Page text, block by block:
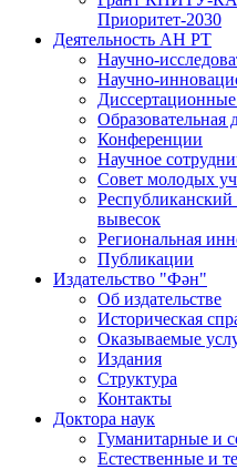
Приоритет-2030
Деятельность АН РТ
Научно-
Научно-
Образовательная
Конференции
Научное
Совет молодых
Республиканский
вывесок
Региональная
Публикации
Издательство "Фән"
Об издательстве
Историческая
Оказываемые
Издания
Структура
Контакты
Доктора наук
Гуманитарные и
Естественные и